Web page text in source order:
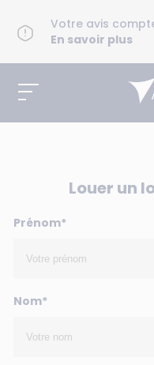
Votre avis
En savoir plus
Louer un
Prénom*
Nom*